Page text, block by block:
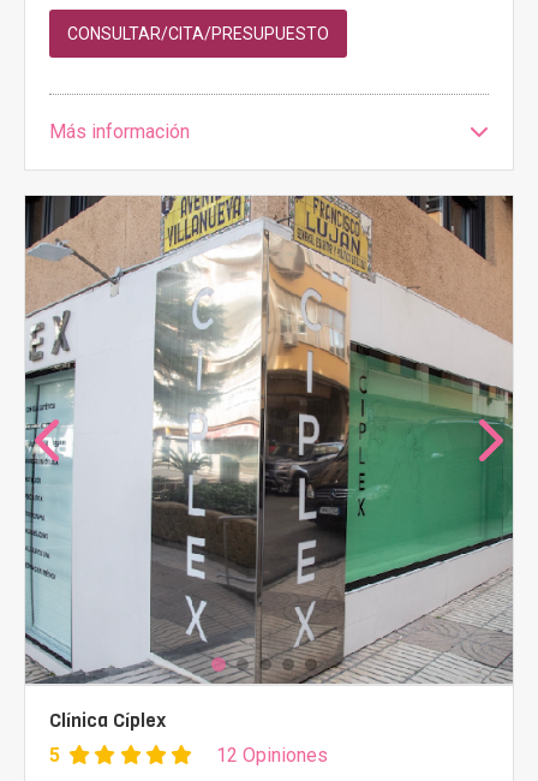
CONSULTAR/CITA/PRESUPUESTO
Más información
Clínica Cíplex
5 12 Opiniones